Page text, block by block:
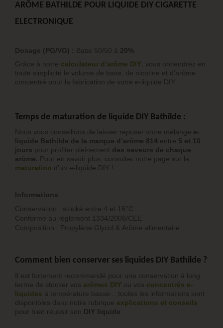
ARÔME BATHILDE POUR LIQUIDE DIY CIGARETTE
ELECTRONIQUE
Dosage (PG/VG) : Base 50/50 à 20%
Grâce à notre calculateur d’arôme DIY , vous obtiendrez en
toute simplicité le volume de base, de nicotine et d’arôme
concentré pour la fabrication de votre e-liquide DIY.
Temps de maturation de liquide DIY Bathilde :
Nous vous conseillons de laisser reposer votre mélange e-
liquide Bathilde de la marque d’arôme 814 entre 5 et 10
jours pour profiter pleinement des saveurs de chaque
arôme. Pour en savoir plus, consulter notre page sur la
maturation d’un e-liquide DIY !
Informations
Conservation : stocké entre 4 et 16°C
Conforme au règlement 1334/2008/CEE
Composition : Propylène Glycol & Arôme alimentaire
Comment bien conserver ses liquides DIY Bathilde ?
Il est fortement recommandé pour une conservation à long
terme de stocker vos arômes DIY ou vos concentrés e-
liquides à température basse... toutes les informations sont
disponibles dans notre rubrique explications et conseils
pour bien réussir son DIY liquide